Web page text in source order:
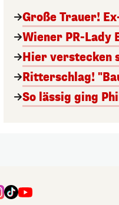
Große Trauer!
Wiener PR-
Hier verstecken
Ritterschlag!
So lässig ging